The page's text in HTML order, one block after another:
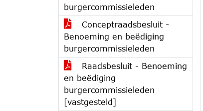
burgercommissieleden
Conceptraadsbesluit -
Benoeming en beëdiging
burgercommissieleden
Raadsbesluit - Benoeming
en beëdiging
burgercommissieleden
[vastgesteld]